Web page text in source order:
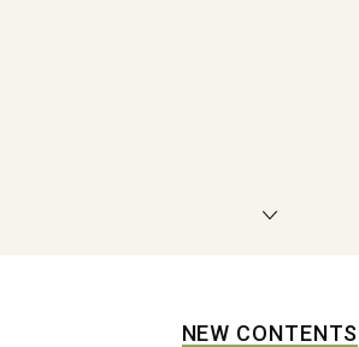
NEW CONTENTS